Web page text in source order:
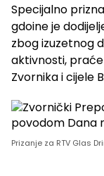
Specijalno
gdoine je
zbog izuzetnog
aktivnosti,
Zvornika i cijele
Prizanje za RTV Glas